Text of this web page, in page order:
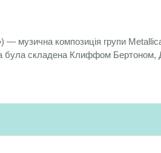
композиція групи Metallica,
була складена Клиффом